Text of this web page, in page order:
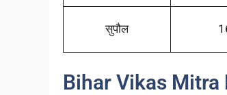
सुपौल
Bihar Vikas